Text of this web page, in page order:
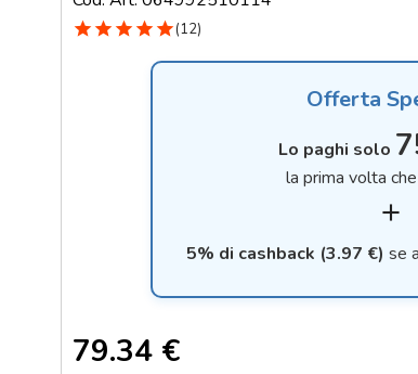
star star star star star(12)
Offerta
Lo paghi solo
la prima volta
add
5% di cashback (3.97 €) se
79.34 €